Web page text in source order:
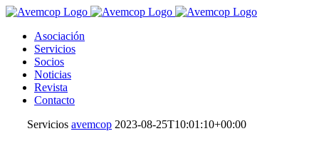
Asociación
Servicios
Socios
Noticias
Revista
Contacto
Servicios avemcop 2023-08-25T10:01:10+00:00